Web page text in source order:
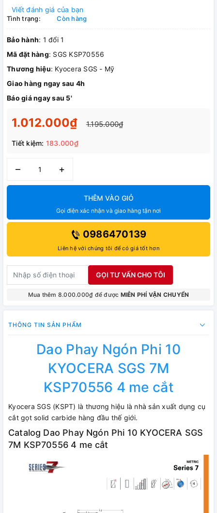
Viết đánh giá của bạn
Tình trạng: Còn hàng
Bảo hành: 1 đổi 1
Mã đặt hàng: SGS KSP70556
Thương hiệu: Kyocera SGS - Mỹ
Giao hàng ngay sau 4h
Báo giá ngay sau 5'
1.012.000₫ 1.195.000₫
Tiết kiệm: 183.000₫
– +
THÊM VÀO GIỎ
Gọi điện xác nhận và giao hàng tận nơi
0986470139
Liên hệ với chúng tôi để có giá tốt hơn
GỌI TƯ VẤN CHO TÔI
Mua thêm 8.000.000₫ để được MIỄN PHÍ VẬN CHUYỂN
THÔNG TIN SẢN PHẨM
Dao Phay Ngón Phi 10
KYOCERA SGS 7M
KSP70556 4 me cắt
Kyocera SGS (KSPT) là thương hiệu là nhà sản xuất dụng cụ
cắt gọt solid carbide hàng đầu thế giới.
Catalog Dao Phay Ngón Phi 10 KYOCERA SGS
7M KSP70556 4 me cắt